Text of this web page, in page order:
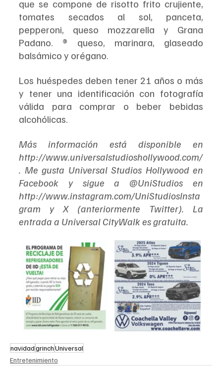
que se compone de risotto frito crujiente,
tomates secados al sol, panceta,
pepperoni, queso mozzarella y Grana
Padano. ® queso, marinara, glaseado
balsámico y orégano.
Los huéspedes deben tener 21 años o más
y tener una identificación con fotografía
válida para comprar o beber bebidas
alcohólicas.
Más información está disponible en
http://www.universalstudioshollywood.com/
. Me gusta Universal Studios Hollywood en
Facebook y sigue a @UniStudios en
http://www.instagram.com/UniStudiosInsta
gram y X (anteriormente Twitter). La
entrada a Universal CityWalk es gratuita.
navidadgrinchUniversal
Entretenimiento